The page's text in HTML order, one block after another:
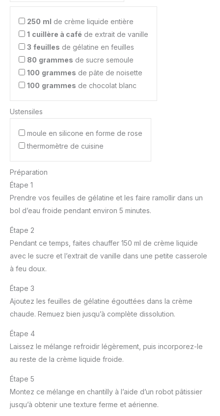
250 ml de crème liquide entière
1 cuillère à café de extrait de vanille
3 feuilles de gélatine en feuilles
80 grammes de sucre semoule
100 grammes de pâte de noisette
100 grammes de chocolat blanc
Ustensiles
moule en silicone en forme de rose
thermomètre de cuisine
Préparation
Étape 1
Prendre vos feuilles de gélatine et les faire ramollir dans un
bol d’eau froide pendant environ 5 minutes.
Étape 2
Pendant ce temps, faites chauffer 150 ml de crème liquide
avec le sucre et l’extrait de vanille dans une petite casserole
à feu doux.
Étape 3
Ajoutez les feuilles de gélatine égouttées dans la crème
chaude. Remuez bien jusqu’à complète dissolution.
Étape 4
Laissez le mélange refroidir légèrement, puis incorporez-le
au reste de la crème liquide froide.
Étape 5
Montez ce mélange en chantilly à l’aide d’un robot pâtissier
jusqu’à obtenir une texture ferme et aérienne.